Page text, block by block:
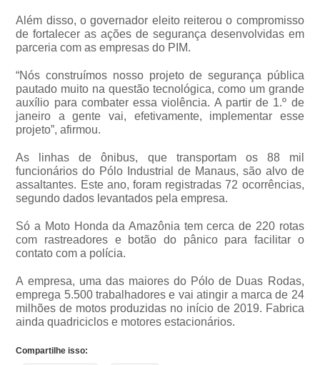
Além disso, o governador eleito reiterou o compromisso
de fortalecer as ações de segurança desenvolvidas em
parceria com as empresas do PIM.
“Nós construímos nosso projeto de segurança pública
pautado muito na questão tecnológica, como um grande
auxílio para combater essa violência. A partir de 1.º de
janeiro a gente vai, efetivamente, implementar esse
projeto”, afirmou.
As linhas de ônibus, que transportam os 88 mil
funcionários do Pólo Industrial de Manaus, são alvo de
assaltantes. Este ano, foram registradas 72 ocorrências,
segundo dados levantados pela empresa.
Só a Moto Honda da Amazônia tem cerca de 220 rotas
com rastreadores e botão do pânico para facilitar o
contato com a polícia.
A empresa, uma das maiores do Pólo de Duas Rodas,
emprega 5.500 trabalhadores e vai atingir a marca de 24
milhões de motos produzidas no início de 2019. Fabrica
ainda quadriciclos e motores estacionários.
Compartilhe isso: